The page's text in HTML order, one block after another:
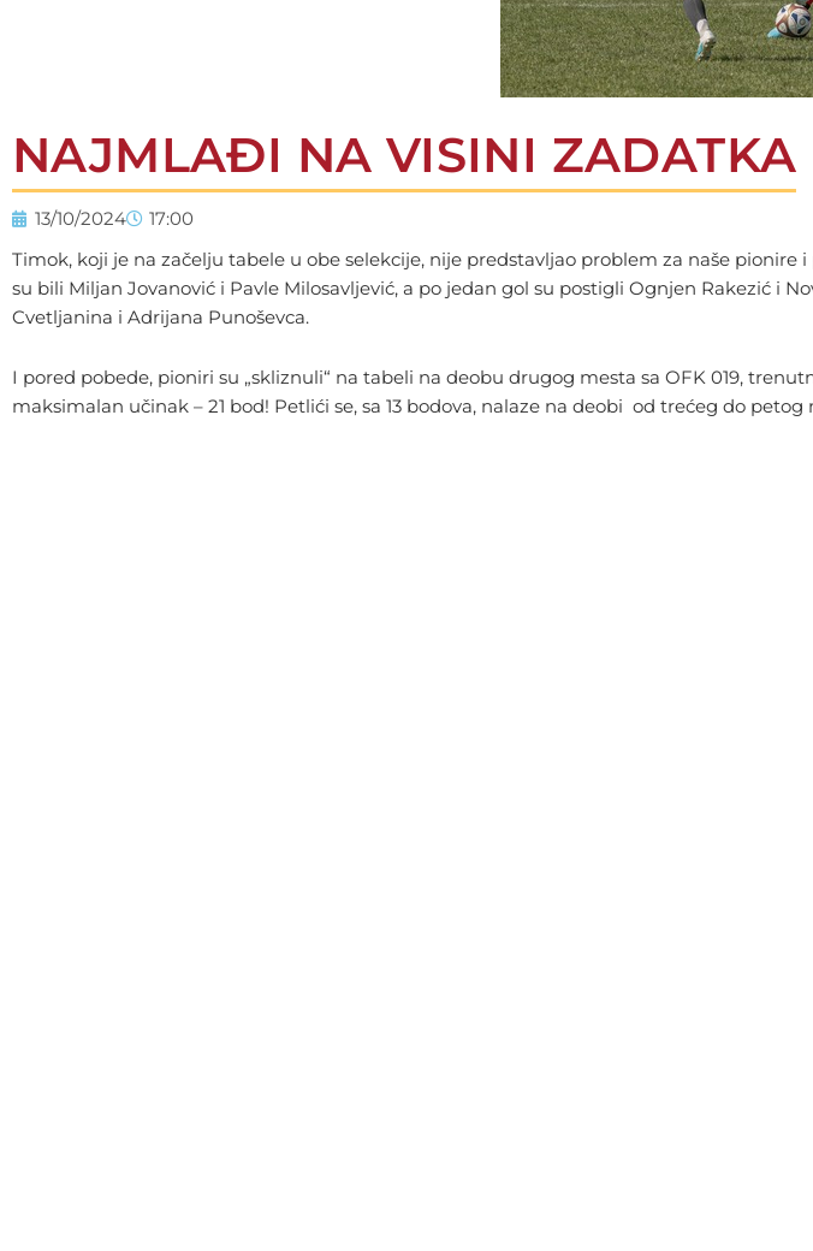
NAJMLAĐI NA VISINI ZADATKA
13/10/2024
17:00
Timok, koji je na začelju tabele u obe selekcije, nije predstavljao problem za naše
su bili Miljan Jovanović i Pavle Milosavljević, a po jedan gol su postigli Ognjen Rakezić i
Cvetljanina i Adrijana Punoševca.
I pored pobede, pioniri su „skliznuli“ na tabeli na deobu drugog mesta sa OFK 019,
maksimalan učinak – 21 bod! Petlići se, sa 13 bodova, nalaze na deobi od trećeg do petog